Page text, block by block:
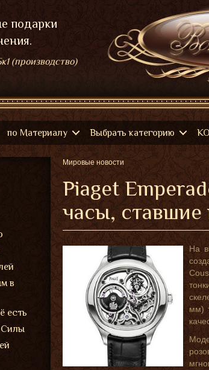
подарки
(производство)
по Материалу Выбрать категорию
Мировые новости
Piaget
часы,
На
мм)
в
есть
Силы